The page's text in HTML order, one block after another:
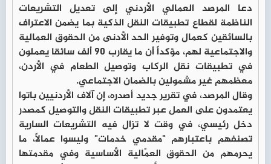
دعا المرصد العمالي الأردني إلى تعديل التشريعات
الناظمة لقطاع تطبيقات النقل الذكية بما يضمن الاعتراف
بالسائقين كعمال وتوفير الحد الأدنى من الحقوق العمالية
والاجتماعية لهم، مؤكداً أن ما يقارب 90 ألف سائقا يعملون
في تطبيقات نقل الركاب وتوصيل الطعام في الأردن،
معظمهم غير مشمولين بالضمان الاجتماعي.
وقال المرصد، في تقرير جديد أصدره، إن آلاف الأردنيين باتوا
يعتمدون على العمل عبر تطبيقات النقل والتوصيل كمصدر
دخل رئيسي، في وقت لا تزال فيه التشريعات السارية
تصنفهم باعتبارهم "مقدمي خدمات" وليسوا عمالاً، ما
يحرمهم من الحقوق العمّالية الأساسية وفي مقدمتها